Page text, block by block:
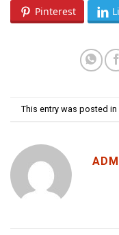
Pinterest
This entry was posted in